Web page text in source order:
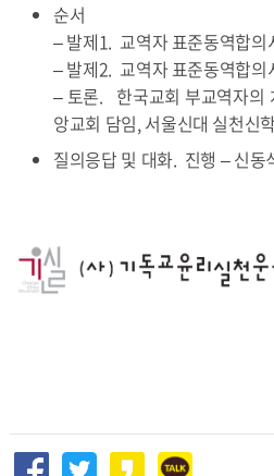
순서
– 발제1. 교역자 표준동역합의
– 발제2. 교역자 표준동역합의
– 토론. 한국교회 부교역자의
앙교회 담임, 서울신대 실천신
질의응답 및 대화. 진행 – 신동